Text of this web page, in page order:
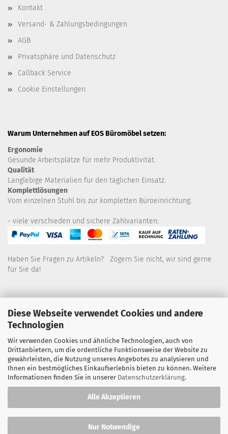
Diese Webseite verwendet Cookies und andere
Technologien
Wir verwenden Cookies und ähnliche Technologien, auch von
Drittanbietern, um die ordentliche Funktionsweise der Website zu
gewährleisten, die Nutzung unseres Angebotes zu analysieren und
Ihnen ein bestmögliches Einkaufserlebnis bieten zu können. Weitere
Informationen finden Sie in unserer Datenschutzerklärung.
Alle Akzeptieren
Nur Notwendige
Kontakt
Versand- & Zahlungsbedingungen
AGB
Privatsphäre und Datenschutz
Callback Service
Cookie Einstellungen
Warum Unternehmen auf EOS Büromöbel setzen:
Ergonomie
Gesunde Arbeitsplätze für mehr Produktivität.
Qualität
Langlebige Materialien für den täglichen Einsatz.
Komplettlösungen
Vom einzelnen Stuhl bis zur kompletten Büroeinrichtung.
- viele verschieden und sichere Zahlvarianten:
Haben Sie Fragen zu Artikeln? Zögern Sie nicht, wir sind gerne
für Sie da!
Kontakt
Wir sind für Sie wie folgt erreichbar:
Montag bis Donnerstag von 9 bis 16 Uhr
Telefon: 02445-8517300
Email: office@eosgroup.de